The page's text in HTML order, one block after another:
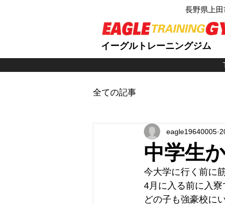
長野県上
イーグルトレーニングジム
全ての記事
中学生
eagle19640005
今大学に行く前に
4月に入る前に入寮
どの子も強豪校に